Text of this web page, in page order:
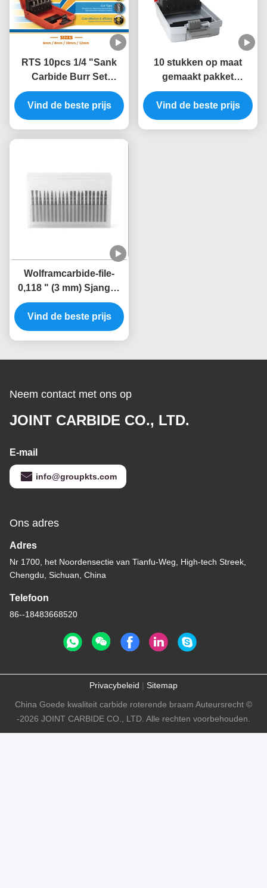
RTS 10pcs 1/4 "Sank
Carbide Burr Set
Double Cut Tungsten
Carbide Rotary File Set
Fits Dremel Rotary Tool
Vind de beste prijs
10 stukken op maat
gemaakt pakket
wolfraamcarbide boor
set, Dubbel gesneden -
6mm staaf
Vind de beste prijs
Wolframcarbide-file-
0,118 " (3 mm) Sjangel,
roterende
gereedschapssnijden
Vind de beste prijs
Neem contact met ons op
JOINT CARBIDE CO., LTD.
E-mail
info@groupkts.com
Ons adres
Adres
Nr 1700, het Noordensectie van Tianfu-Weg, High-tech Streek,
Chengdu, Sichuan, China
Telefoon
86--18483668520
Privacybeleid | Sitemap
China Goede kwaliteit carbide roterende braam Auteursrecht ©
-2026 JOINT CARBIDE CO., LTD. Alle rechten voorbehouden.